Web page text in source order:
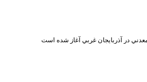
در آذربايجان غربي آغاز شده است